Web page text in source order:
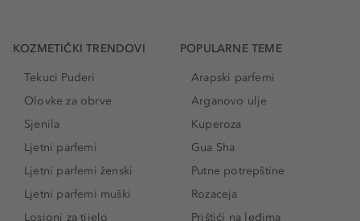
KOZMETIČKI TRENDOVI
Tekuci Puderi
Olovke za obrve
Sjenila
Ljetni parfemi
Ljetni parfemi ženski
Ljetni parfemi muški
Losioni za tijelo
POPULARNE TEME
Arapski parfemi
Arganovo ulje
Kuperoza
Gua Sha
Putne potrepštine
Rozaceja
Prištići na leđima